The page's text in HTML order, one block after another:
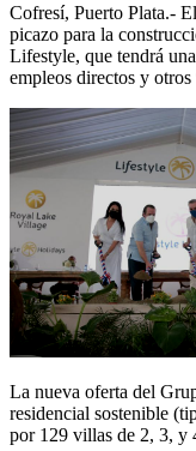
Cofresí, Puerto Plata.-
picazo para la
Lifestyle, que tendrá
empleos directos y
La nueva oferta del
residencial sostenible
por 129 villas de 2, 3, y